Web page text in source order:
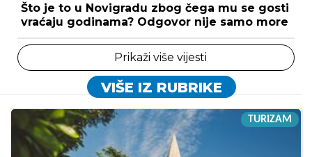
Što je to u Novigradu zbog čega mu se gosti
vraćaju godinama? Odgovor nije samo more
Prikaži više vijesti
VIŠE IZ RUBRIKE
TURIZAM